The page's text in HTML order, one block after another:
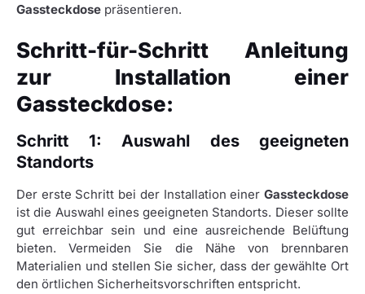
Gassteckdose präsentieren.
Schritt-für-Schritt Anleitung
zur Installation einer
Gassteckdose:
Schritt 1: Auswahl des geeigneten
Standorts
Der erste Schritt bei der Installation einer Gassteckdose
ist die Auswahl eines geeigneten Standorts. Dieser sollte
gut erreichbar sein und eine ausreichende Belüftung
bieten. Vermeiden Sie die Nähe von brennbaren
Materialien und stellen Sie sicher, dass der gewählte Ort
den örtlichen Sicherheitsvorschriften entspricht.